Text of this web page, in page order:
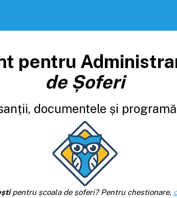
pentru
de Șoferi
documentele și
pentru școala de șoferi? Pentru chestionare,